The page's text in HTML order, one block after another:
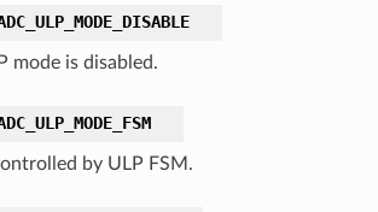
mode is disabled.
by ULP FSM.